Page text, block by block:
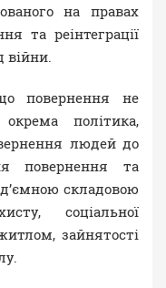
на правах
та реінтеграції
війни.
повернення не
політика,
людей до
повернення та
складовою
соціальної
зайнятості